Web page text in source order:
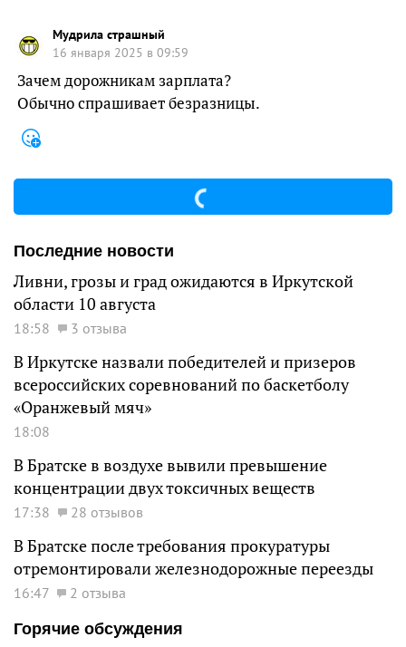
Мудрила страшный
16 января 2025 в 09:59
Зачем дорожникам зарплата?
Обычно спрашивает безразницы.
Последние новости
Ливни, грозы и град ожидаются в Иркутской
области 10 августа
18:58 3 отзыва
В Иркутске назвали победителей и призеров
всероссийских соревнований по баскетболу
«Оранжевый мяч»
18:08
В Братске в воздухе вывили превышение
концентрации двух токсичных веществ
17:38 28 отзывов
В Братске после требования прокуратуры
отремонтировали железнодорожные переезды
16:47
2 отзыва
Горячие обсуждения